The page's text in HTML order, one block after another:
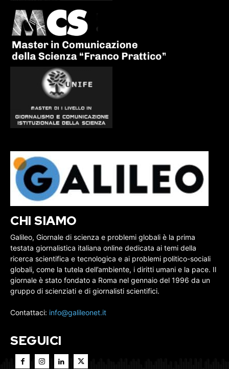
CHI SIAMO
Galileo, Giornale di scienza e problemi globali è la prima
testata giornalistica italiana online dedicata ai temi della
ricerca scientifica e tecnologica e ai problemi politico-sociali
globali, come la tutela dell’ambiente, i diritti umani e la pace. Il
giornale è stato fondato a Roma nel gennaio del 1996 da un
gruppo di scienziati e di giornalisti scientifici.
Contattaci: info@galileonet.it
SEGUICI